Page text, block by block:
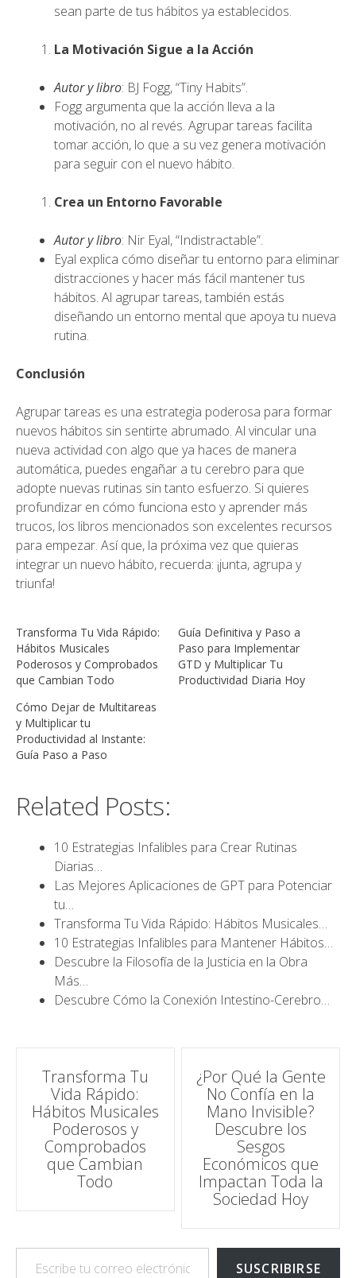
sean parte de tus hábitos ya establecidos.
La Motivación Sigue a la Acción
Autor y libro: BJ Fogg, “Tiny Habits”.
Fogg argumenta que la acción lleva a la
motivación, no al revés. Agrupar tareas facilita
tomar acción, lo que a su vez genera motivación
para seguir con el nuevo hábito.
Crea un Entorno Favorable
Autor y libro: Nir Eyal, “Indistractable”.
Eyal explica cómo diseñar tu entorno para eliminar
distracciones y hacer más fácil mantener tus
hábitos. Al agrupar tareas, también estás
diseñando un entorno mental que apoya tu nueva
rutina.
Conclusión
Agrupar tareas es una estrategia poderosa para formar
nuevos hábitos sin sentirte abrumado. Al vincular una
nueva actividad con algo que ya haces de manera
automática, puedes engañar a tu cerebro para que
adopte nuevas rutinas sin tanto esfuerzo. Si quieres
profundizar en cómo funciona esto y aprender más
trucos, los libros mencionados son excelentes recursos
para empezar. Así que, la próxima vez que quieras
integrar un nuevo hábito, recuerda: ¡junta, agrupa y
triunfa!
Transforma Tu Vida Rápido:
Hábitos Musicales
Poderosos y Comprobados
que Cambian Todo
Guía Definitiva y Paso a
Paso para Implementar
GTD y Multiplicar Tu
Productividad Diaria Hoy
Cómo Dejar de Multitareas
y Multiplicar tu
Productividad al Instante:
Guía Paso a Paso
Related Posts:
10 Estrategias Infalibles para Crear Rutinas
Diarias…
Las Mejores Aplicaciones de GPT para Potenciar
tu…
Transforma Tu Vida Rápido: Hábitos Musicales…
10 Estrategias Infalibles para Mantener Hábitos…
Descubre la Filosofía de la Justicia en la Obra
Más…
Descubre Cómo la Conexión Intestino-Cerebro…
Navegación
de
entradas
Transforma Tu
Vida Rápido:
Hábitos Musicales
Poderosos y
Comprobados
que Cambian
Todo
¿Por Qué la Gente
No Confía en la
Mano Invisible?
Descubre los
Sesgos
Económicos que
Impactan Toda la
Sociedad Hoy
Escribe tu correo electrónico…
SUSCRIBIRSE